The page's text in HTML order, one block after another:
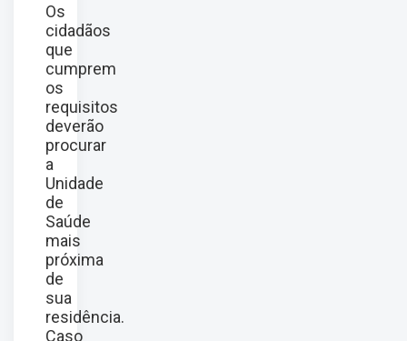
Os
cidadãos
que
cumprem
os
requisitos
deverão
procurar
a
Unidade
de
Saúde
mais
próxima
de
sua
residência.
Caso